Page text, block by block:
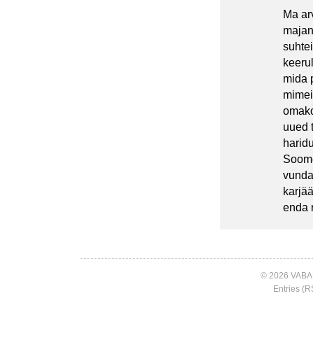
Ma
mida
uued
enda
© 2026
Entries